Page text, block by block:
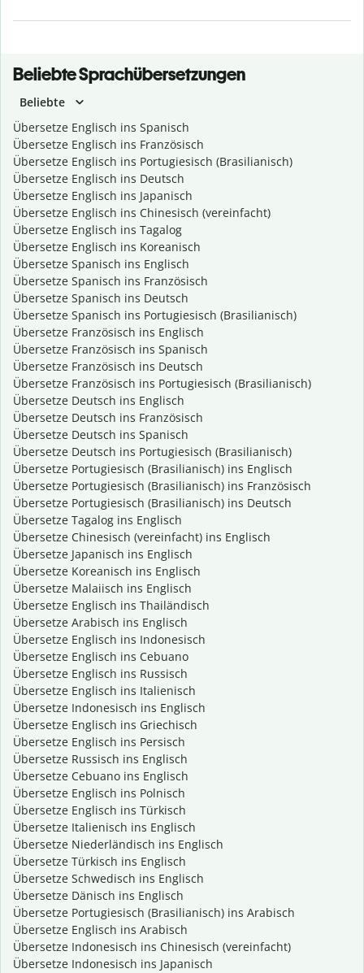
Beliebte Sprachübersetzungen
Beliebte
Übersetze Englisch ins Spanisch
Übersetze Englisch ins Französisch
Übersetze Englisch ins Portugiesisch (Brasilianisch)
Übersetze Englisch ins Deutsch
Übersetze Englisch ins Japanisch
Übersetze Englisch ins Chinesisch (vereinfacht)
Übersetze Englisch ins Tagalog
Übersetze Englisch ins Koreanisch
Übersetze Spanisch ins Englisch
Übersetze Spanisch ins Französisch
Übersetze Spanisch ins Deutsch
Übersetze Spanisch ins Portugiesisch (Brasilianisch)
Übersetze Französisch ins Englisch
Übersetze Französisch ins Spanisch
Übersetze Französisch ins Deutsch
Übersetze Französisch ins Portugiesisch (Brasilianisch)
Übersetze Deutsch ins Englisch
Übersetze Deutsch ins Französisch
Übersetze Deutsch ins Spanisch
Übersetze Deutsch ins Portugiesisch (Brasilianisch)
Übersetze Portugiesisch (Brasilianisch) ins Englisch
Übersetze Portugiesisch (Brasilianisch) ins Französisch
Übersetze Portugiesisch (Brasilianisch) ins Deutsch
Übersetze Tagalog ins Englisch
Übersetze Chinesisch (vereinfacht) ins Englisch
Übersetze Japanisch ins Englisch
Übersetze Koreanisch ins Englisch
Übersetze Malaiisch ins Englisch
Übersetze Englisch ins Thailändisch
Übersetze Arabisch ins Englisch
Übersetze Englisch ins Indonesisch
Übersetze Englisch ins Cebuano
Übersetze Englisch ins Russisch
Übersetze Englisch ins Italienisch
Übersetze Indonesisch ins Englisch
Übersetze Englisch ins Griechisch
Übersetze Englisch ins Persisch
Übersetze Russisch ins Englisch
Übersetze Cebuano ins Englisch
Übersetze Englisch ins Polnisch
Übersetze Englisch ins Türkisch
Übersetze Italienisch ins Englisch
Übersetze Niederländisch ins Englisch
Übersetze Türkisch ins Englisch
Übersetze Schwedisch ins Englisch
Übersetze Dänisch ins Englisch
Übersetze Portugiesisch (Brasilianisch) ins Arabisch
Übersetze Englisch ins Arabisch
Übersetze Indonesisch ins Chinesisch (vereinfacht)
Übersetze Indonesisch ins Japanisch